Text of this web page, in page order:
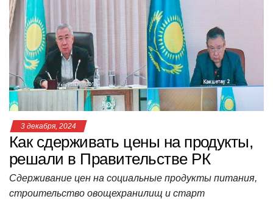
A
p
p
o
o
k
ss
ni
ki
a
m
и
т
ь
3 декабря, 2024
Как сдерживать цены на продукты,
решали в Правительстве РК
Сдерживание цен на социальные продукты питания,
строительство овощехранилищ и старт